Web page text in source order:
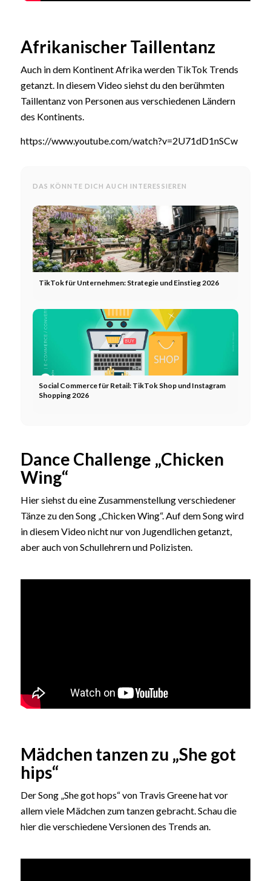
Afrikanischer Taillentanz
Auch in dem Kontinent Afrika werden TikTok Trends
getanzt. In diesem Video siehst du den berühmten
Taillentanz von Personen aus verschiedenen Ländern
des Kontinents.
https://www.youtube.com/watch?v=2U71dD1nSCw
DAS KÖNNTE DICH AUCH INTERESSIEREN
TikTok für Unternehmen: Strategie und Einstieg 2026
Social Commerce für Retail: TikTok Shop und Instagram
Shopping 2026
Dance Challenge „Chicken
Wing“
Hier siehst du eine Zusammenstellung verschiedener
Tänze zu den Song „Chicken Wing“. Auf dem Song wird
in diesem Video nicht nur von Jugendlichen getanzt,
aber auch von Schullehrern und Polizisten.
Mädchen tanzen zu „She got
hips“
Der Song „She got hops“ von Travis Greene hat vor
allem viele Mädchen zum tanzen gebracht. Schau die
hier die verschiedene Versionen des Trends an.